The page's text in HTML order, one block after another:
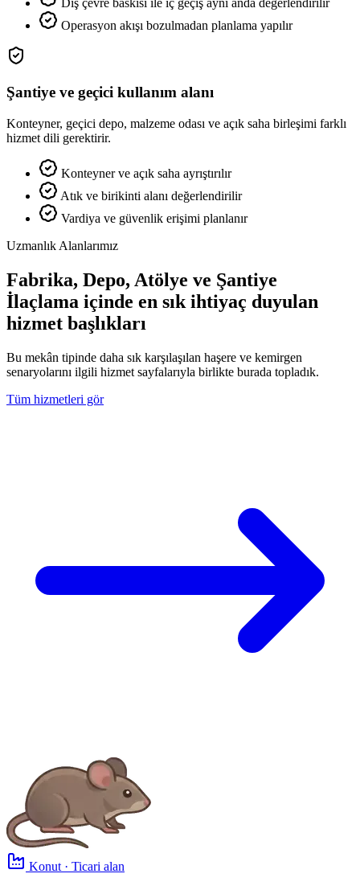
Dış çevre baskısı ile iç geçiş aynı anda değerlendirilir
Operasyon akışı bozulmadan planlama yapılır
Şantiye ve geçici kullanım alanı
Konteyner, geçici depo, malzeme odası ve açık saha birleşimi farklı
hizmet dili gerektirir.
Konteyner ve açık saha ayrıştırılır
Atık ve birikinti alanı değerlendirilir
Vardiya ve güvenlik erişimi planlanır
Uzmanlık Alanlarımız
Fabrika, Depo, Atölye ve Şantiye
İlaçlama içinde en sık ihtiyaç duyulan
hizmet başlıkları
Bu mekân tipinde daha sık karşılaşılan haşere ve kemirgen
senaryolarını ilgili hizmet sayfalarıyla birlikte burada topladık.
Tüm hizmetleri gör
Konut · Ticari alan